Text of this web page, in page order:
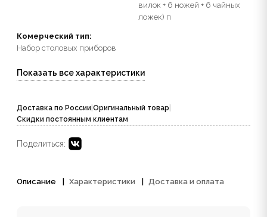
вилок + 6 ножей + 6 чайных
ложек) п
Комерческий тип:
Набор столовых приборов
Показать все характеристики
Доставка по России Оригинальный товар
Скидки постоянным клиентам
Поделиться:
Описание Характеристики Доставка и оплата